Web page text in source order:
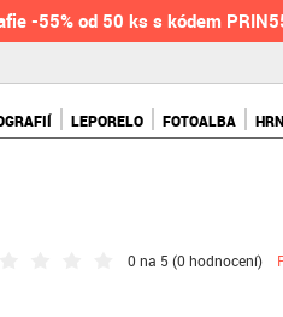
-55% od 50 ks s kódem
LEPORELO FOTOALBA
0 na 5 (0 hodnocení)